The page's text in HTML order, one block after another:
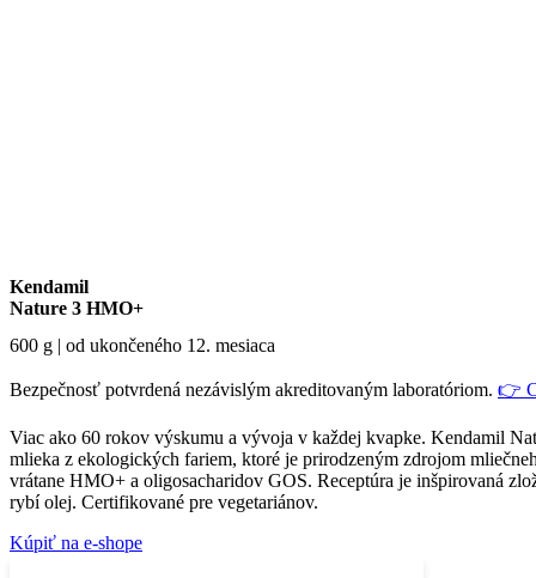
Kendamil
Nature 3 HMO+
600 g | od ukončeného 12. mesiaca
Bezpečnosť potvrdená nezávislým akreditovaným laboratóriom. 👉
Viac ako 60 rokov výskumu a vývoja v každej kvapke. Kendamil
mlieka z ekologických fariem, ktoré je prirodzeným zdrojom
vrátane HMO+ a oligosacharidov GOS. Receptúra ​​je inšpirovaná
rybí olej. Certifikované pre vegetariánov.
Kúpiť na e-shope